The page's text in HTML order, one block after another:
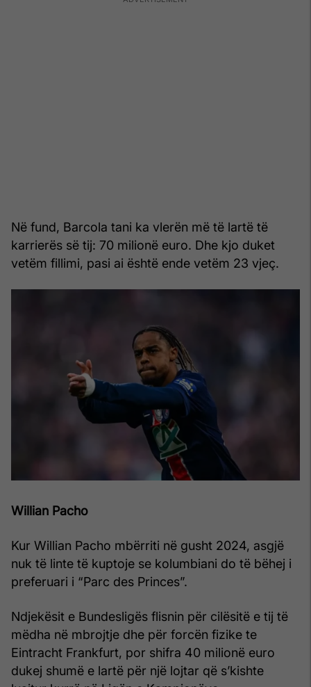
Në fund, Barcola tani ka vlerën më të lartë të
karrierës së tij: 70 milionë euro. Dhe kjo duket
vetëm fillimi, pasi ai është ende vetëm 23 vjeç.
Willian Pacho
Kur Willian Pacho mbërriti në gusht 2024, asgjë
nuk të linte të kuptoje se kolumbiani do të bëhej i
preferuari i “Parc des Princes”.
Ndjekësit e Bundesligës flisnin për cilësitë e tij të
mëdha në mbrojtje dhe për forcën fizike te
Eintracht Frankfurt, por shifra 40 milionë euro
dukej shumë e lartë për një lojtar që s’kishte